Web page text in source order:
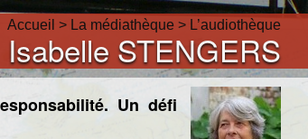
Accueil > La médiathèque > L’audiothèque
Isabelle STENGERS
Un défi